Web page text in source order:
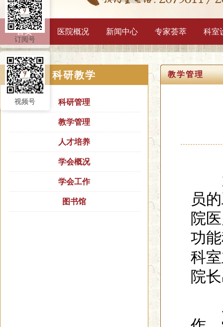
首页 医院概况 新闻中心 专家荟萃 科室
科研教学
科研管理
教学管理
人才培养
学会概况
学会工作
图书馆
教学管理
为
员
院
功
科
院
座
订阅号
视频号